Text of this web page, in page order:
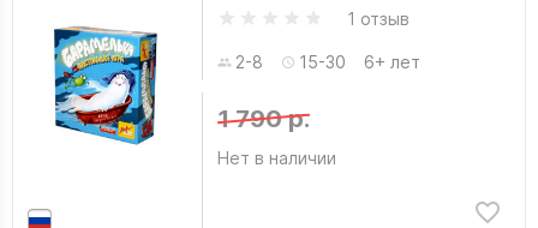
1 отзыв
2-8 15-30 6+ лет
1 790 р.
Нет в наличии